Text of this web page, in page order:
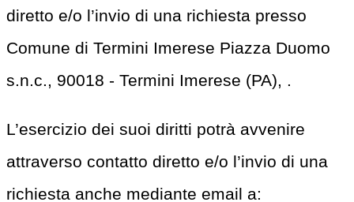
diretto e/o l’invio di una richiesta presso
Comune di Termini Imerese Piazza Duomo
s.n.c., 90018 - Termini Imerese (PA), .
L’esercizio dei suoi diritti potrà avvenire
attraverso contatto diretto e/o l’invio di una
richiesta anche mediante email a: